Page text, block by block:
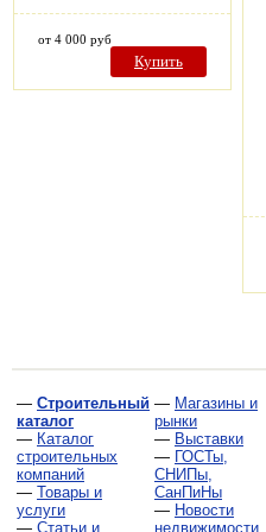
от 4 000 руб
Купить
— Строительный
каталог
— Каталог
строительных
компаний
— Товары и
услуги
— Статьи и
— Магазины и
рынки
— Выставки
— ГОСТы,
СНИПы,
СанПиНы
— Новости
недвижимости